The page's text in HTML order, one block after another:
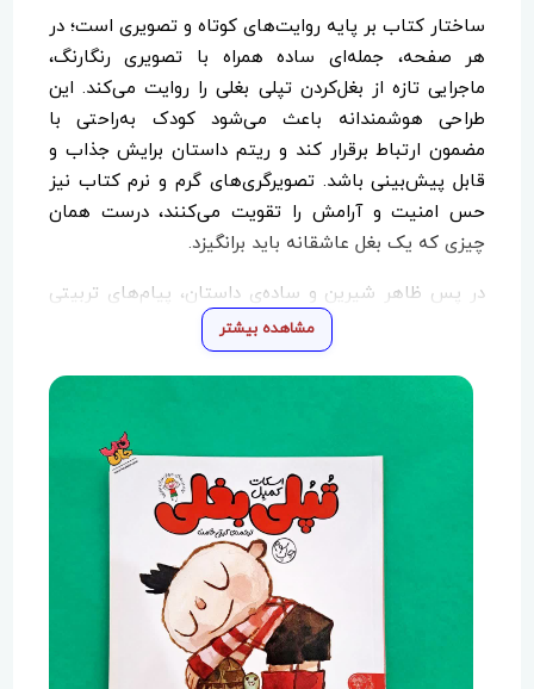
ساختار کتاب بر پایه روایت‌های کوتاه و تصویری است؛ در
هر صفحه، جمله‌ای ساده همراه با تصویری رنگارنگ،
ماجرایی تازه از بغل‌کردن تپلی بغلی را روایت می‌کند. این
طراحی هوشمندانه باعث می‌شود کودک به‌راحتی با
مضمون ارتباط برقرار کند و ریتم داستان برایش جذاب و
قابل پیش‌بینی باشد. تصویرگری‌های گرم و نرم کتاب نیز
حس امنیت و آرامش را تقویت می‌کنند، درست همان
چیزی که یک بغل عاشقانه باید برانگیزد.
در پس ظاهر شیرین و ساده‌ی داستان، پیام‌های تربیتی
مهمی نهفته است. کتاب کودک را تشویق می‌کند تا
احساسات خود را ابراز کند، محبت دریافت‌شده را بازتاب
دهد و ارزش ارتباطات انسانی را درک کند. روایت در قالب
همدلی، اعتماد و پذیرش تفاوت‌ها
«تپلی بغلی» برای گروه سنیالف و بمناسب است، اما
جذابیت و پیام آن فراتر از سن کودکانه است؛ والدین و
مربیان نیز می‌توانند از آن برای بحث درباره اهمیت ارتباط
عاطفی، گوش دادن و در آغوش گرفتن کودکان استفاده
کنند. این کتاب انتخابی عالی برایخواندن خانوادگی و
مشاهده بیشتر